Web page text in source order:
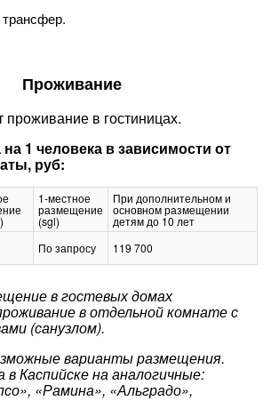
Проживание
проживание в гостиницах.
1 человека в зависимости от
руб:
1-местное
размещение
(sgl)
При дополнительном и
основном размещении
детям до 10 лет
По запросу 119 700
в гостевых домах
в отдельной комнате с
(санузлом).
варианты размещения.
Каспийске на аналогичные:
«Рамина», «Альградо»,